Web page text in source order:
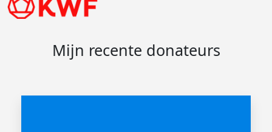
Mijn recente donateurs